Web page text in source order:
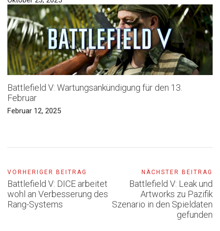
Battlefield V: Wartungsankündigung für den 13.
Februar
Februar 12, 2025
VORHERIGER BEITRAG
Battlefield V: DICE arbeitet
wohl an Verbesserung des
Rang-Systems
NÄCHSTER BEITRAG
Battlefield V: Leak und
Artworks zu Pazifik
Szenario in den Spieldaten
gefunden